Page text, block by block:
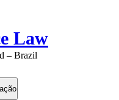
Law
– Brazil